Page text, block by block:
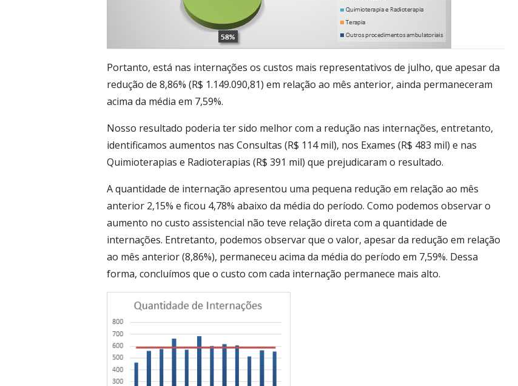
Portanto, está nas internações os custos mais representativos de julho, que apesar da
redução de 8,86% (R$ 1.149.090,81) em relação ao mês anterior, ainda permaneceram
acima da média em 7,59%.
Nosso resultado poderia ter sido melhor com a redução nas internações, entretanto,
identificamos aumentos nas Consultas (R$ 114 mil), nos Exames (R$ 483 mil) e nas
Quimioterapias e Radioterapias (R$ 391 mil) que prejudicaram o resultado.
A quantidade de internação apresentou uma pequena redução em relação ao mês
anterior 2,15% e ficou 4,78% abaixo da média do período. Como podemos observar o
aumento no custo assistencial não teve relação direta com a quantidade de
internações. Entretanto, podemos observar que o valor, apesar da redução em relação
ao mês anterior (8,86%), permaneceu acima da média do período em 7,59%. Dessa
forma, concluímos que o custo com cada internação permanece mais alto.